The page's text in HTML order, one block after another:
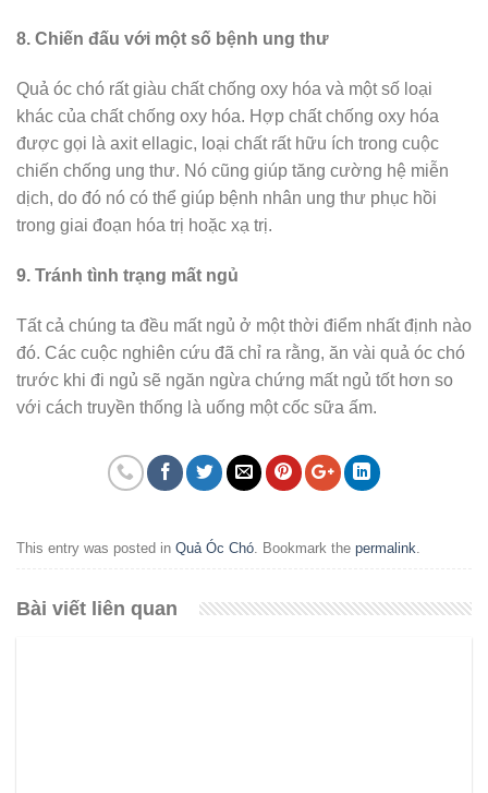
8. Chiến đấu với một số bệnh ung thư
Quả óc chó rất giàu chất chống oxy hóa và một số loại
khác của chất chống oxy hóa. Hợp chất chống oxy hóa
được gọi là axit ellagic, loại chất rất hữu ích trong cuộc
chiến chống ung thư. Nó cũng giúp tăng cường hệ miễn
dịch, do đó nó có thể giúp bệnh nhân ung thư phục hồi
trong giai đoạn hóa trị hoặc xạ trị.
9. Tránh tình trạng mất ngủ
Tất cả chúng ta đều mất ngủ ở một thời điểm nhất định nào
đó. Các cuộc nghiên cứu đã chỉ ra rằng, ăn vài quả óc chó
trước khi đi ngủ sẽ ngăn ngừa chứng mất ngủ tốt hơn so
với cách truyền thống là uống một cốc sữa ấm.
This entry was posted in Quả Óc Chó. Bookmark the permalink.
Bài viết liên quan